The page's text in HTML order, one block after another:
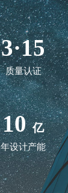
3·15
质量认证
10 亿
年设计产能